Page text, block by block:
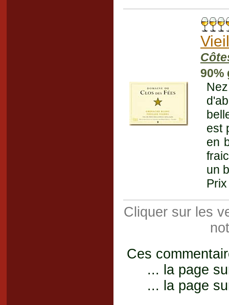
90%
est
en
un
Cliquer sur les
Ces
... la page
... la page